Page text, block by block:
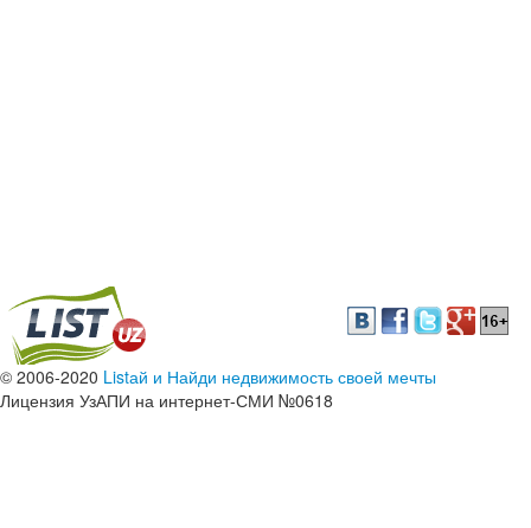
© 2006-2020 Listай и Найди недвижимость своей мечты
Лицензия УзАПИ на интернет-СМИ №0618